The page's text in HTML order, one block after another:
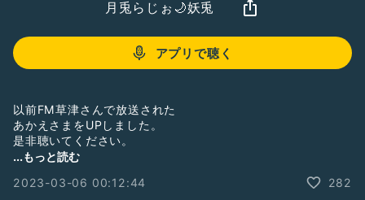
月兎らじぉ🌙妖兎
アプリで聴く
以前FM草津さんで放送された
あかえさまをUPしました。
是非聴いてください。
#朗読
...もっと読む
2023-03-06 00:12:44
282